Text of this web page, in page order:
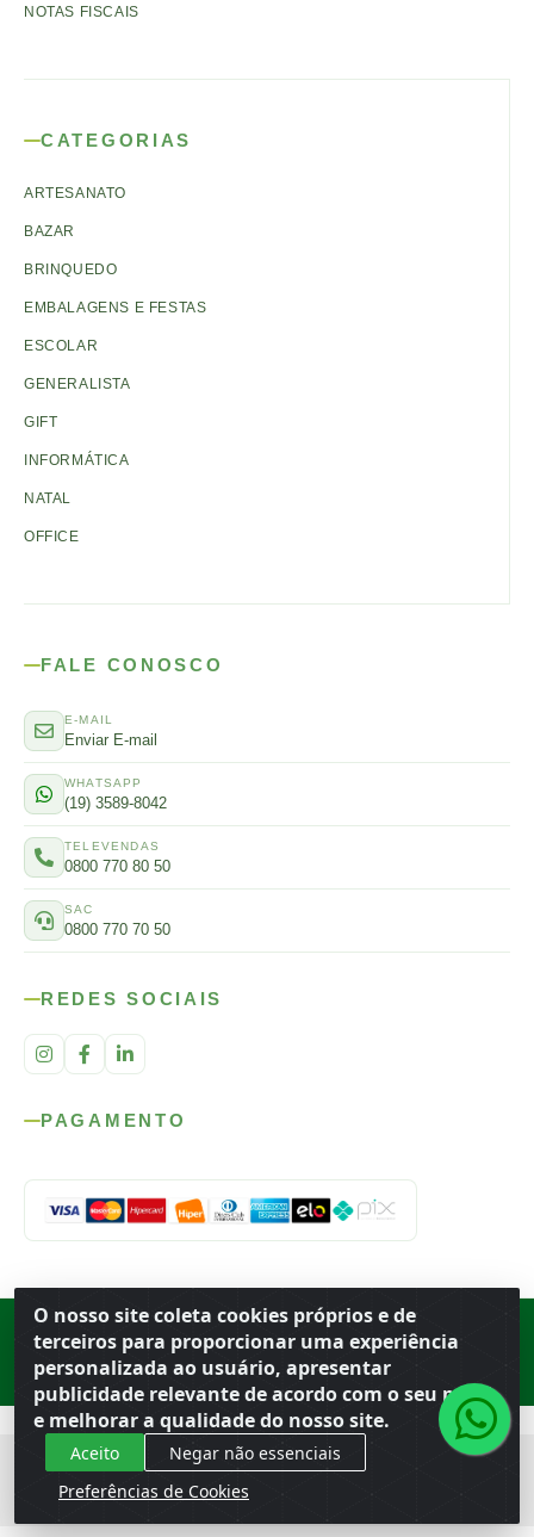
O nosso site coleta cookies próprios e de
terceiros para proporcionar uma experiência
personalizada ao usuário, apresentar
publicidade relevante de acordo com o seu perfil
e melhorar a qualidade do nosso site.
Aceito
Negar não essenciais
Preferências de Cookies
NOTAS FISCAIS
CATEGORIAS
ARTESANATO
BAZAR
BRINQUEDO
EMBALAGENS E FESTAS
ESCOLAR
GENERALISTA
GIFT
INFORMÁTICA
NATAL
OFFICE
FALE CONOSCO
E-MAIL
Enviar E-mail
WHATSAPP
(19) 3589-8042
TELEVENDAS
0800 770 80 50
SAC
0800 770 70 50
REDES SOCIAIS
PAGAMENTO
Rod. SP-215, s/n, km 98 — Área Rural Porto Ferreira ·BR
· CEP
· CNPJ 56.679.863/0001-91
© 2026 Atacado Ideal